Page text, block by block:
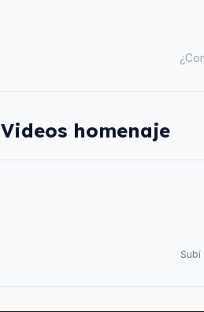
Videos homenaje
Subí